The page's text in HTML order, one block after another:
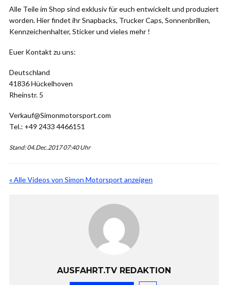
Alle Teile im Shop sind exklusiv für euch entwickelt und produziert
worden. Hier findet ihr Snapbacks, Trucker Caps, Sonnenbrillen,
Kennzeichenhalter, Sticker und vieles mehr !
Euer Kontakt zu uns:
Deutschland
41836 Hückelhoven
Rheinstr. 5
Verkauf@Simonmotorsport.com
Tel.: +49 2433 4466151
Stand: 04.Dec.2017 07:40 Uhr
« Alle Videos von Simon Motorsport anzeigen
AUSFAHRT.TV REDAKTION